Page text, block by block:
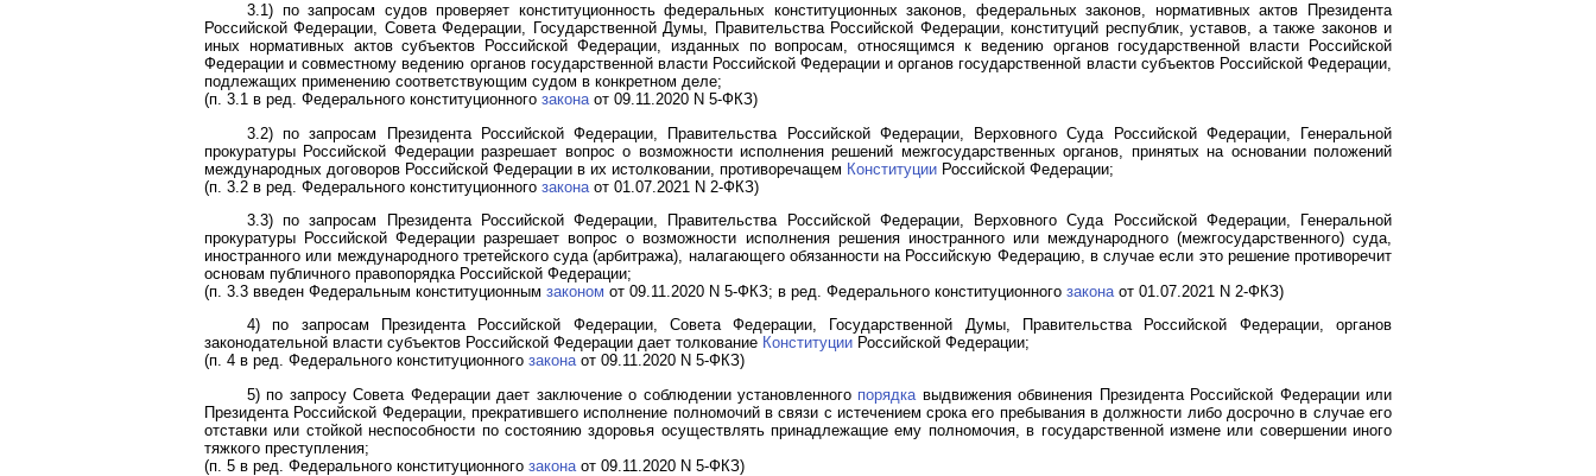
3.1) по запросам судов проверяет конституционность федеральных конституционных законов, федеральных законов, нормативных актов Президента
Российской Федерации, Совета Федерации, Государственной Думы, Правительства Российской Федерации, конституций республик, уставов, а также законов и
иных нормативных актов субъектов Российской Федерации, изданных по вопросам, относящимся к ведению органов государственной власти Российской
Федерации и совместному ведению органов государственной власти Российской Федерации и органов государственной власти субъектов Российской Федерации,
подлежащих применению соответствующим судом в конкретном деле;
(п. 3.1 в ред. Федерального конституционного законаот 09.11.2020 N 5-ФКЗ)
3.2) по запросам Президента Российской Федерации, Правительства Российской Федерации, Верховного Суда Российской Федерации, Генеральной
прокуратуры Российской Федерации разрешает вопрос о возможности исполнения решений межгосударственных органов, принятых на основании положений
международных договоров Российской Федерации в их истолковании, противоречащем Конституции Российской Федерации;
(п. 3.2 в ред. Федерального конституционного закона от 01.07.2021 N 2-ФКЗ)
3.3) по запросам Президента Российской Федерации, Правительства Российской Федерации, Верховного Суда Российской Федерации, Генеральной
прокуратуры Российской Федерации разрешает вопрос о возможности исполнения решения иностранного или международного (межгосударственного) суда,
иностранного или международного третейского суда (арбитража), налагающего обязанности на Российскую Федерацию, в случае если это решение противоречит
основам публичного правопорядка Российской Федерации;
(п. 3.3 введен Федеральным конституционным законом от 09.11.2020 N 5-ФКЗ; в ред. Федерального конституционного законаот 01.07.2021 N 2-ФКЗ)
4) по запросам Президента Российской Федерации, Совета Федерации, Государственной Думы, Правительства Российской Федерации, органов
законодательной власти субъектов Российской Федерации дает толкование Конституции Российской Федерации;
(п. 4 в ред. Федерального конституционного законаот 09.11.2020 N 5-ФКЗ)
5) по запросу Совета Федерации дает заключение о соблюдении установленного порядка выдвижения обвинения Президента Российской Федерации или
Президента Российской Федерации, прекратившего исполнение полномочий в связи с истечением срока его пребывания в должности либо досрочно в случае его
отставки или стойкой неспособности по состоянию здоровья осуществлять принадлежащие ему полномочия, в государственной измене или совершении иного
тяжкого преступления;
(п. 5 в ред. Федерального конституционного закона от 09.11.2020 N 5-ФКЗ)